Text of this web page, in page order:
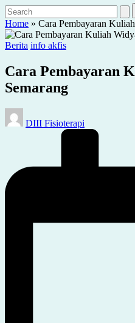
Home » Cara Pembayaran
Posted
Berita info akfis
Cara Pembayaran
Semarang
Posted
by
DIII Fisioterapi